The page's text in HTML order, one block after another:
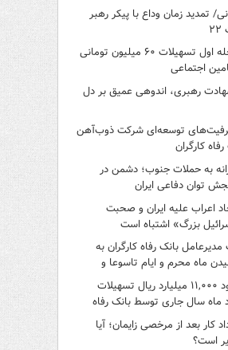
تمدید زمان وداع با پیکر رهبر
پرداخت مرحله اول تسهیلات ۶۰ میلیون تومانی
اجتماعی
رهبری، اندوهی عمیق بر دل
توسعه‌ای شرکت ذوب‌آهن
کارگران
به حملات جنوب؛ دشمن در
توان دفاعی ایران
اعراب علیه ایران و صحبت
بزرگ» اشتباه است
بانک رفاه کارگران به
ماه محرم و ایام تاسوعا و
پرداخت حدود ۱۱,۰۰۰ میلیارد ریال تسهیلات
ماه سال جاری توسط بانک رفاه
کار بعد از مرخصی زایمان؛ آیا
است؟